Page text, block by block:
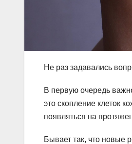
Не раз задавались
В первую очередь
это скопление клеток
появляться на
Бывает так, что новые